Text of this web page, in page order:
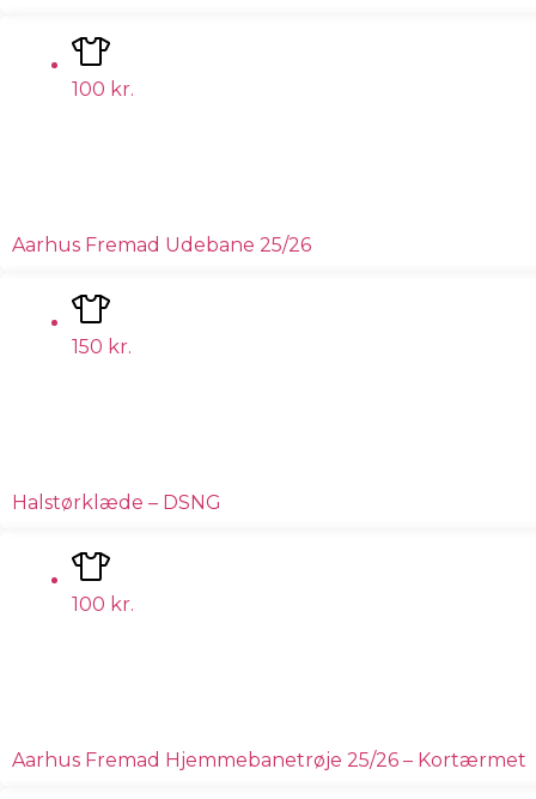
Aarhus Fremad Udebane 25/26
100 kr.
Halstørklæde – DSNG
150 kr.
Aarhus Fremad Hjemmebanetrøje 25/26 – Kortærmet
100 kr.